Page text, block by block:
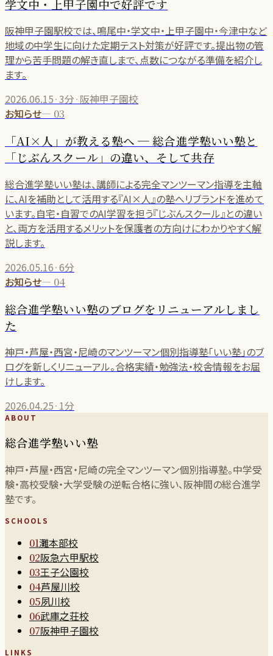
学文中・上甲子園中で好評です
阪神甲子園駅校では、鳴尾中・学文中・上甲子園中・今津中など
地域の中学生に向けた定期テスト対策が好評です。提出物の管
理から苦手問題の解き直しまで、点数につながる準備を紹介し
ます。
2026.06.15·3分· 阪神甲子園校
お知らせ— 03
「AI×人」が教える塾へ ─ 総合進学塾いい塾と
「じぶんスクール」の違い、そして共存
総合進学塾いい塾は、講師による完全マンツーマン指導を主軸
に、AIを補助として活用する『AI×人』の塾へリブランドを進めて
います。自宅・自習でのAI学習を担う『じぶんスクール』との違い
と、両方を活用するメリットを保護者の方向けにわかりやすく解
説します。
2026.05.16·6分
お知らせ— 04
総合進学塾いい塾のブログをリニューアルしまし
た
神戸・芦屋・西宮・尼崎のマンツーマン個別指導塾「いい塾」のブ
ログを新しくリニューアル。合格実績・勉強法・校舎情報をお届
けします。
2026.04.25· 1分
ABOUT
総合進学塾いい塾
神戸・芦屋・西宮・尼崎の完全マンツーマン個別指導塾。中学受
験・高校受験・大学受験の逆転合格に強い、阪神間の総合進学
塾です。
SCHOOLS
01灘本部校
02阪急六甲駅校
03王子公園校
04芦屋川校
05夙川校
06武庫之荘校
07阪神甲子園校
LINKS